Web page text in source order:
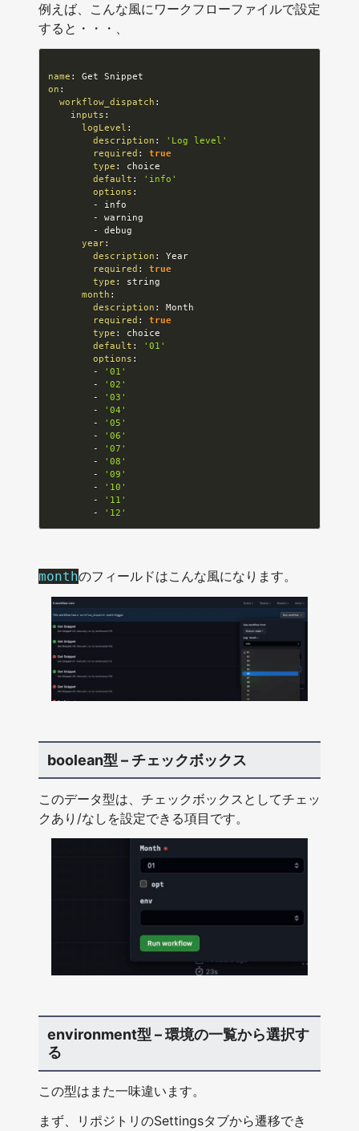
例えば、こんな風にワークフローファイルで設定
すると・・・、
name :
on :
workflow_dispatch :
inputs :
logLevel :
description :
'Log level'
required :
true
type :
choice
default :
'info'
options :
-
info
-
warning
-
debug
year:
description :
Year
required :
true
type :
string
month :
description :
Month
required :
true
type :
choice
default :
'01'
options :
-
'01'
-
'02'
-
'03'
-
'04'
-
'05'
-
'06'
-
'07'
-
'08'
-
'09'
-
'10'
-
'11'
-
'12'
monthのフィールドはこんな風になります。
boolean型 – チェックボックス
このデータ型は、チェックボックスとしてチェッ
クあり/なしを設定できる項目です。
environment型 – 環境の一覧から選択す
る
この型はまた一味違います。
まず、リポジトリのSettingsタブから遷移でき